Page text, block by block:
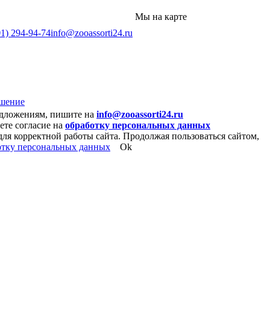
294-94-74info@zooassorti24.ru
Мы на карте
пишите на info@zooassorti24.ru
согласие на обработку персональных данных
корректной работы сайта. Продолжая пользоваться сайтом,
персональных данных Ok